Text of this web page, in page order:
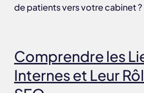
de patients vers votre cabinet ?
Comprendre les
Internes et Leur